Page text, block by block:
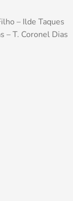
– Ilde Taques
– T. Coronel Dias